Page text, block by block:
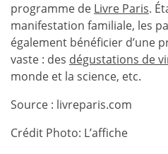
programme de Livre Paris.
manifestation familiale, les
également bénéficier d’une
vaste : des dégustations de
monde et la science, etc.
Source : livreparis.com
Crédit Photo: L’affiche